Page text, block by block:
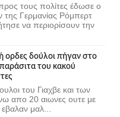
τους πολίτες έδωσε ο
της Γερμανίας Ρόμπερτ
να περιορίσουν την
ορδες δούλοι πήγαν στο
του κακού
του Γιαχβε και των
απο 20 αιωνες ουτε με
μαλ...